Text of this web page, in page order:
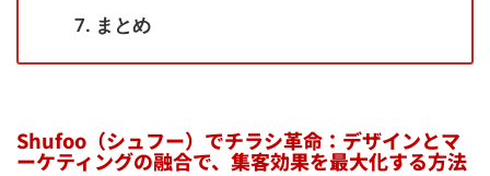
7. まとめ
Shufoo（シュフー）でチラシ革命：デザインとマ
ーケティングの融合で、集客効果を最大化する方法